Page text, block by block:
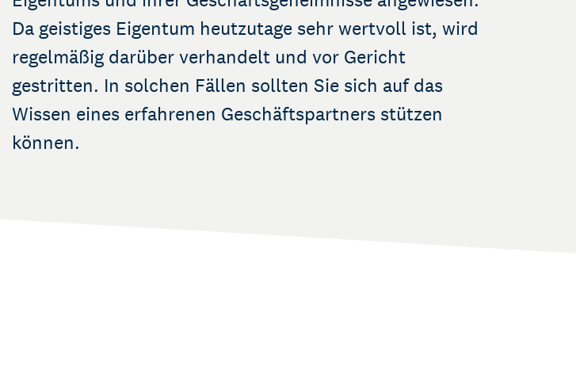
Da geistiges Eigentum heutzutage sehr wertvoll ist, wird
regelmäßig darüber verhandelt und vor Gericht
gestritten. In solchen Fällen sollten Sie sich auf das
Wissen eines erfahrenen Geschäftspartners stützen
können.